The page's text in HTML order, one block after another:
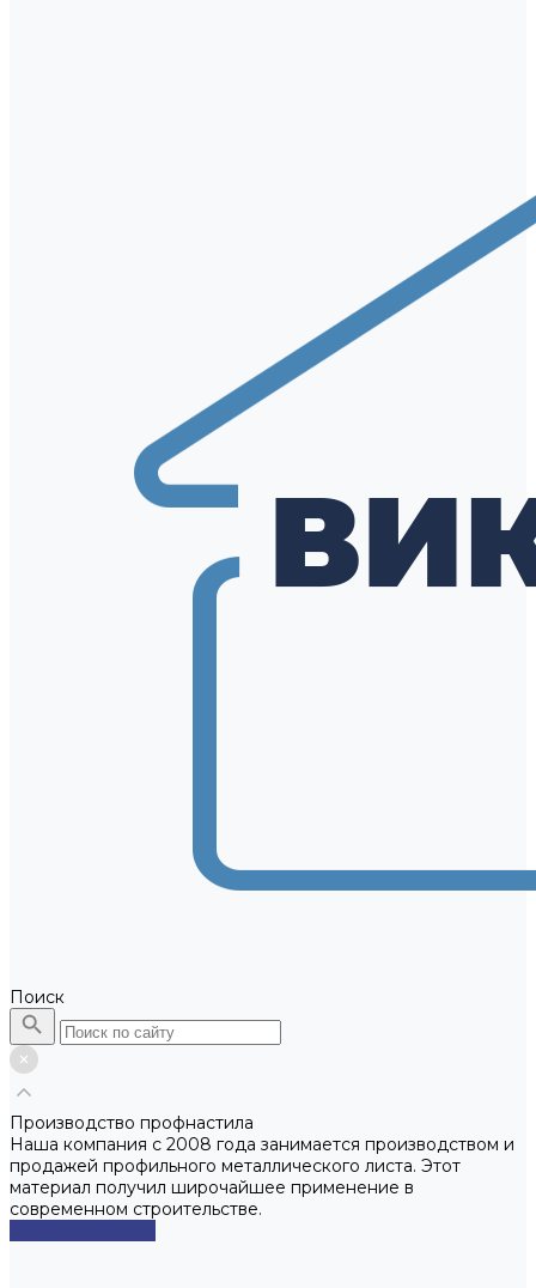
Поиск
Производство профнастила
Наша компания с 2008 года занимается производством и
продажей профильного металлического листа. Этот
материал получил широчайшее применение в
современном строительстве.